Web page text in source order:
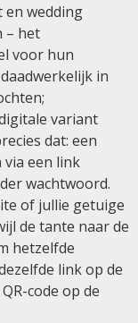
en wedding
– het
voor hun
in
variant
dat: een
via een link
wachtwoord.
of jullie getuige
de tante naar de
hetzelfde
link op de
code op de